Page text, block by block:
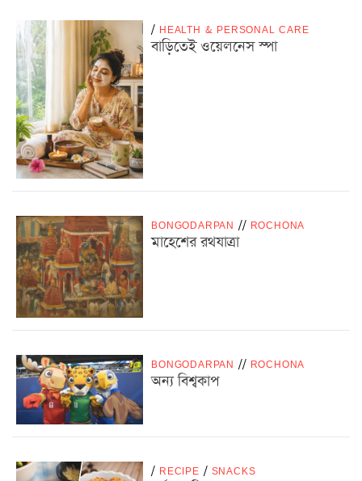
/ HEALTH & PERSONAL CARE
বাড়িতেই ওয়েলনেস স্পা
BONGODARPAN // ROCHONA
মাহেশের রথযাত্রা
BONGODARPAN // ROCHONA
অন্য বিশ্বকাপ
/ RECIPE / SNACKS